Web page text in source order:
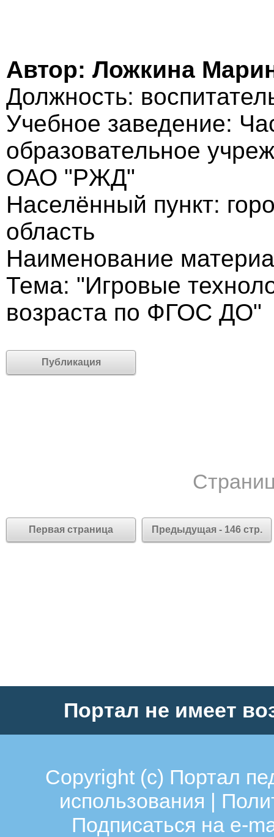
Автор: Ложкина
Должность:
Учебное заведение:
образовательное
ОАО "РЖД"
Населённый пункт:
область
Наименование
Тема: "Игровые
возраста по ФГОС ДО"
Публикация
Первая страница Предыдущая - 146 стр.
Портал не имеет
Copyright (c) Портал
использования |
Подписаться на e-